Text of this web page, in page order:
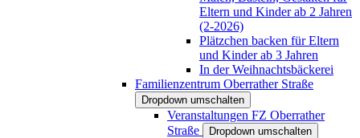
Eltern und Kinder ab 2 Jahren
(2-2026)
Plätzchen backen für Eltern
und Kinder ab 3 Jahren
In der Weihnachtsbäckerei
Familienzentrum Oberrather Straße
Dropdown umschalten
Veranstaltungen FZ Oberrather
Straße
Dropdown umschalten